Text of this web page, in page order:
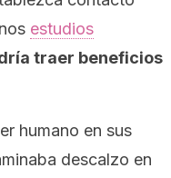
estudios
traer beneficios
humano en sus
descalzo en